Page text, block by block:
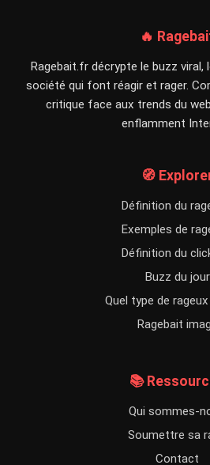
🔥
Ragebait.fr décrypte le buzz viral,
société qui font réagir et rager.
critique face aux trends du
enflamment
🧭
Définition du
Exemples de
Définition du
Buzz du jour
Quel type de
Ragebait
📚
Qui sommes-
Soumettre sa
Contact